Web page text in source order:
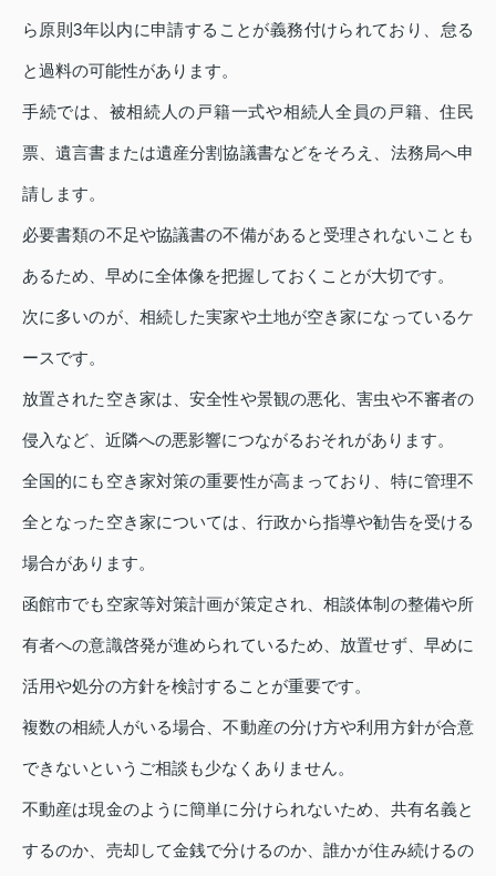
ら原則3年以内に申請することが義務付けられており、怠る
と過料の可能性があります。
手続では、被相続人の戸籍一式や相続人全員の戸籍、住民
票、遺言書または遺産分割協議書などをそろえ、法務局へ申
請します。
必要書類の不足や協議書の不備があると受理されないことも
あるため、早めに全体像を把握しておくことが大切です。
次に多いのが、相続した実家や土地が空き家になっているケ
ースです。
放置された空き家は、安全性や景観の悪化、害虫や不審者の
侵入など、近隣への悪影響につながるおそれがあります。
全国的にも空き家対策の重要性が高まっており、特に管理不
全となった空き家については、行政から指導や勧告を受ける
場合があります。
函館市でも空家等対策計画が策定され、相談体制の整備や所
有者への意識啓発が進められているため、放置せず、早めに
活用や処分の方針を検討することが重要です。
複数の相続人がいる場合、不動産の分け方や利用方針が合意
できないというご相談も少なくありません。
不動産は現金のように簡単に分けられないため、共有名義と
するのか、売却して金銭で分けるのか、誰かが住み続けるの